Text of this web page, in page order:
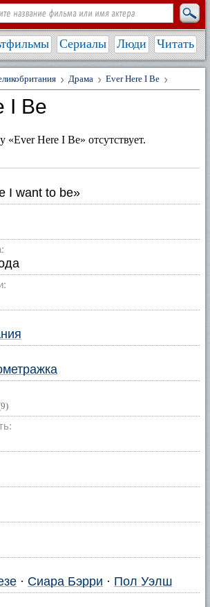
Сериалы Люди Читать
Драма Ever Here I Be
I Be
Here I Be» отсутствует.
I want to be»
9)
· Сиара Бэрри · Пол Уэлш